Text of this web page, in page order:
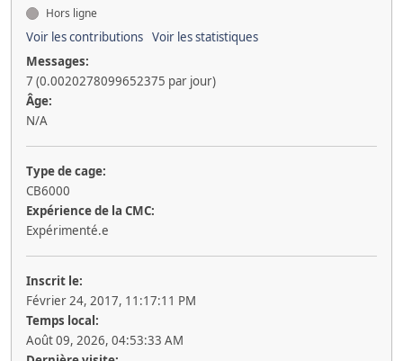
Hors ligne
Voir les contributions Voir les statistiques
Messages:
7 (0.0020278099652375 par jour)
Âge:
N/A
Type de cage:
CB6000
Expérience de la CMC:
Expérimenté.e
Inscrit le:
Février 24, 2017, 11:17:11 PM
Temps local:
Août 09, 2026, 04:53:33 AM